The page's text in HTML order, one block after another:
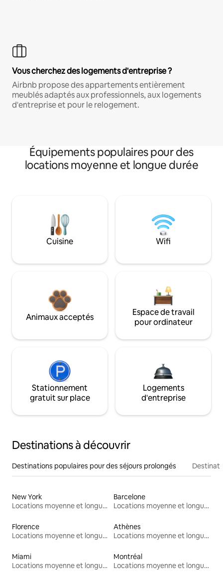
Vous cherchez des logements d'entreprise ?
Airbnb propose des appartements entièrement
meublés adaptés aux professionnels, aux logements
d'entreprise et pour le relogement.
Équipements populaires pour des
locations moyenne et longue durée
Cuisine Wifi
Animaux acceptés
Espace de travail
pour ordinateur
Stationnement
gratuit sur place
Logements
d'entreprise
Destinations à découvrir
Destinations populaires pour des séjours prolongés
New York
Locations moyenne et longue durée
Barcelone
Locations moyenne et longue durée
Florence
Locations moyenne et longue durée
Athènes
Locations moyenne et longue durée
Miami
Locations moyenne et longue durée
Montréal
Locations moyenne et longue durée